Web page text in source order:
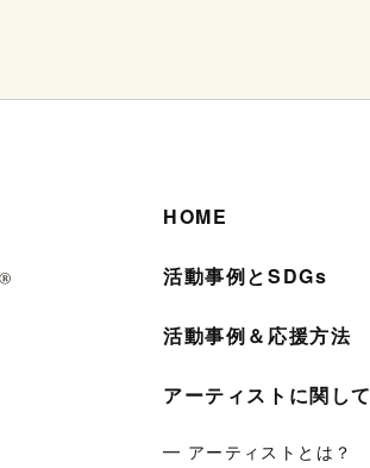
HOME
活動事例とSDGs
活動事例＆応援方法
アーティストに関して
━ アーティストとは？